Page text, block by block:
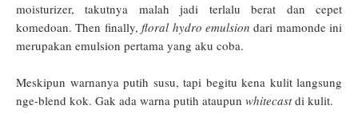
moisturizer, takutnya malah jadi terlalu berat dan cepet
komedoan. Then finally,floral hydro emulsion dari mamonde ini
merupakan emulsion pertama yang aku coba.
Meskipun warnanya putih susu, tapi begitu kena kulit langsung
nge-blend kok. Gak ada warna putih ataupun whitecastdi kulit.